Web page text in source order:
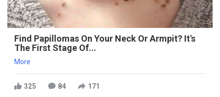
Find Papillomas On Your Neck Or Armpit? It's
The First Stage Of...
More
325 84 171